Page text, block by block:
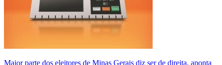
Maior parte dos eleitores de Minas Gerais diz ser de direita, aponta